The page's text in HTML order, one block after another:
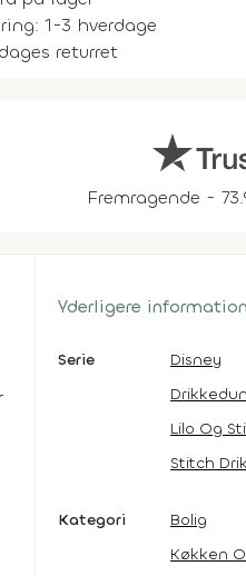
1-3 hverdage
returret
Fremragende -
Yderligere information
Serie
Disney
Lilo Og
Stitch
Kategori
Bolig
Køkken